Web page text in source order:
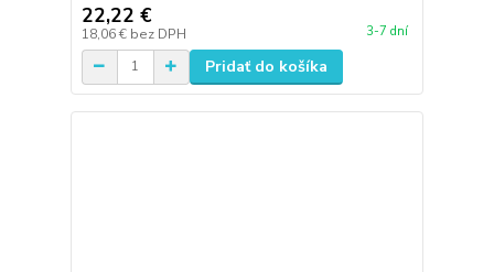
22,22 €
18,06 € bez DPH 3-7 dní
Pridať do košíka